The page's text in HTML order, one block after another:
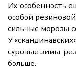
Их особенность
особой
сильные морозы
У
суровые зимы,
больше.